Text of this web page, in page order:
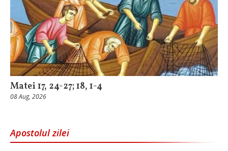
Matei 17, 24-27; 18, 1-4
08 Aug, 2026
Apostolul zilei